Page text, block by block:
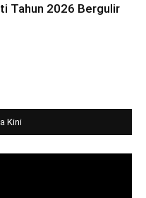
Tahun 2026 Bergulir
Kini